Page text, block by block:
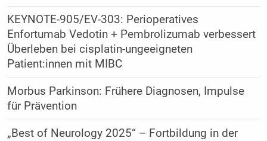
KEYNOTE-905/EV-303: Perioperatives
Enfortumab Vedotin + Pembrolizumab verbessert
Überleben bei cisplatin-ungeeigneten
Patient:innen mit MIBC
Morbus Parkinson: Frühere Diagnosen, Impulse
für Prävention
„Best of Neurology 2025“ – Fortbildung in der